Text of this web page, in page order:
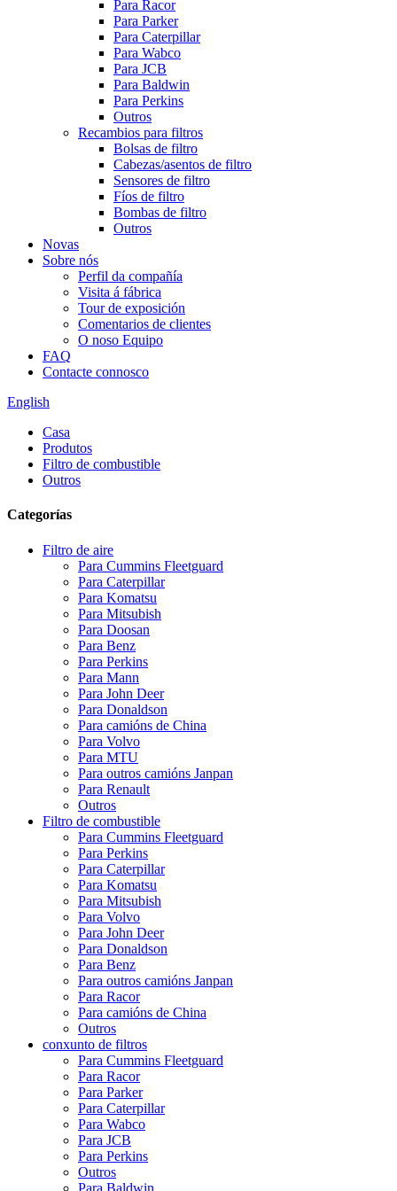
Para Racor
Para Parker
Para Caterpillar
Para Wabco
Para JCB
Para Baldwin
Para Perkins
Outros
Recambios para filtros
Bolsas de filtro
Cabezas/asentos de filtro
Sensores de filtro
Fíos de filtro
Bombas de filtro
Outros
Novas
Sobre nós
Perfil da compañía
Visita á fábrica
Tour de exposición
Comentarios de clientes
O noso Equipo
FAQ
Contacte connosco
English
Casa
Produtos
Filtro de combustible
Outros
Categorías
Filtro de aire
Para Cummins Fleetguard
Para Caterpillar
Para Komatsu
Para Mitsubish
Para Doosan
Para Benz
Para Perkins
Para Mann
Para John Deer
Para Donaldson
Para camións de China
Para Volvo
Para MTU
Para outros camións Janpan
Para Renault
Outros
Filtro de combustible
Para Cummins Fleetguard
Para Perkins
Para Caterpillar
Para Komatsu
Para Mitsubish
Para Volvo
Para John Deer
Para Donaldson
Para Benz
Para outros camións Janpan
Para Racor
Para camións de China
Outros
conxunto de filtros
Para Cummins Fleetguard
Para Racor
Para Parker
Para Caterpillar
Para Wabco
Para JCB
Para Perkins
Outros
Para Baldwin